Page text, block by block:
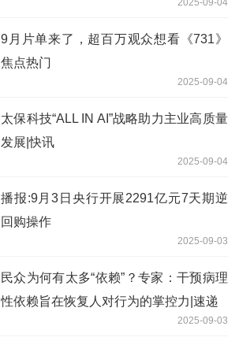
2025-09-04
9月片单来了，超百万观众想看《731》
焦点热门
2025-09-04
太保科技“ALL IN AI”战略助力主业高质量
发展|快讯
2025-09-04
播报:9月3日央行开展2291亿元7天期逆
回购操作
2025-09-03
民众为何有太多“依赖”？专家：干预病理
性依赖旨在恢复人对行为的掌控力|速递
2025-09-03